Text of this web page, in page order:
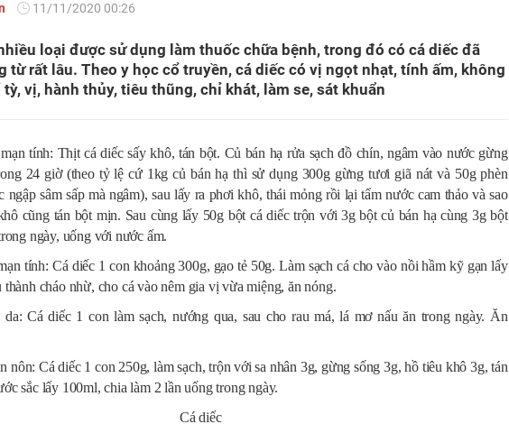
11/11/2020 00:26
loại được sử dụng làm thuốc chữa bệnh, trong đó có cá diếc đã
từ rất lâu. Theo y học cổ truyền, cá diếc có vị ngọt nhạt, tính ấm, không
vị, hành thủy, tiêu thũng, chỉ khát, làm se, sát khuẩn
tính: Thịt cá diếc sấy khô, tán bột. Củ bán hạ rửa sạch đồ chín, ngâm vào nước gừng
24 giờ (theo tỷ lệ cứ 1kg củ bán hạ thì sử dụng 300g gừng tươi giã nát và 50g phèn
ngập sâm sấp mà ngâm), sau lấy ra phơi khô, thái mỏng rồi lại tẩm nước cam thảo và sao
cũng tán bột mịn. Sau cùng lấy 50g bột cá diếc trộn với 3g bột củ bán hạ cùng 3g bột
ngày, uống với nước ấm.
tính: Cá diếc 1 con khoảng 300g, gạo tẻ 50g. Làm sạch cá cho vào nồi hầm kỹ gạn lấy
thành cháo nhừ, cho cá vào nêm gia vị vừa miệng, ăn nóng.
Cá diếc 1 con làm sạch, nướng qua, sau cho rau má, lá mơ nấu ăn trong ngày. Ăn
nôn: Cá diếc 1 con 250g, làm sạch, trộn với sa nhân 3g, gừng sống 3g, hồ tiêu khô 3g, tán
sắc lấy 100ml, chia làm 2 lần uống trong ngày.